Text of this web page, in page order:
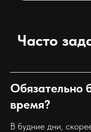
Часто
Обязательно
время?
В будние дни,